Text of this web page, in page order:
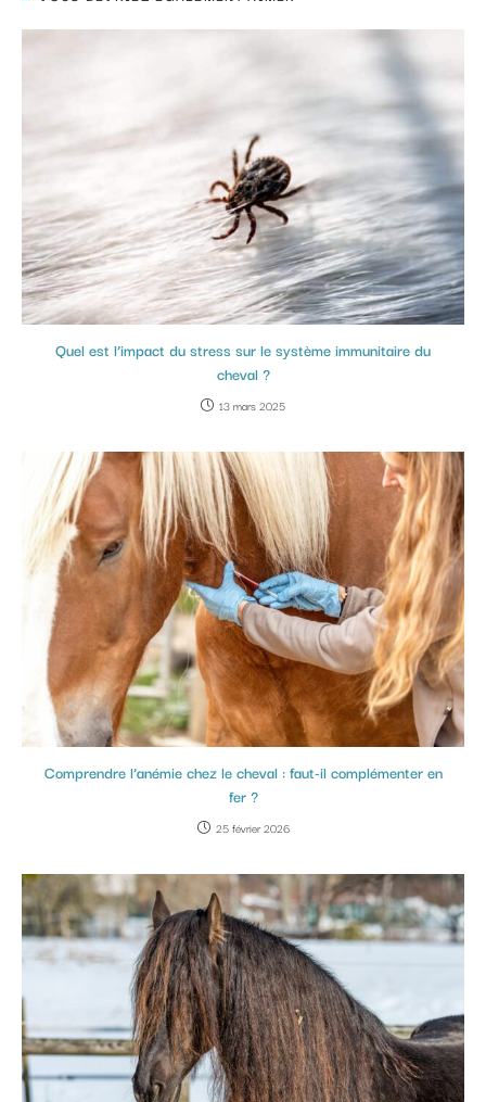
Quel est l’impact du stress sur le système immunitaire du
cheval ?
13 mars 2025
Comprendre l’anémie chez le cheval : faut-il complémenter en
fer ?
25 février 2026